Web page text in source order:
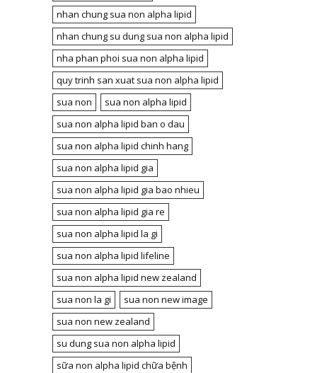
nhan chung sua non alpha lipid
nhan chung su dung sua non alpha lipid
nha phan phoi sua non alpha lipid
quy trinh san xuat sua non alpha lipid
sua non
sua non alpha lipid
sua non alpha lipid ban o dau
sua non alpha lipid chinh hang
sua non alpha lipid gia
sua non alpha lipid gia bao nhieu
sua non alpha lipid gia re
sua non alpha lipid la gi
sua non alpha lipid lifeline
sua non alpha lipid new zealand
sua non la gi
sua non new image
sua non new zealand
su dung sua non alpha lipid
sữa non alpha lipid chữa bệnh